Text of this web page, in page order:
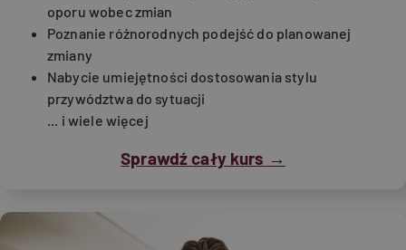
oporu wobec zmian
Poznanie różnorodnych podejść do planowanej
zmiany
Nabycie umiejętności dostosowania stylu
przywództwa do sytuacji
... i wiele więcej
Sprawdź cały kurs →